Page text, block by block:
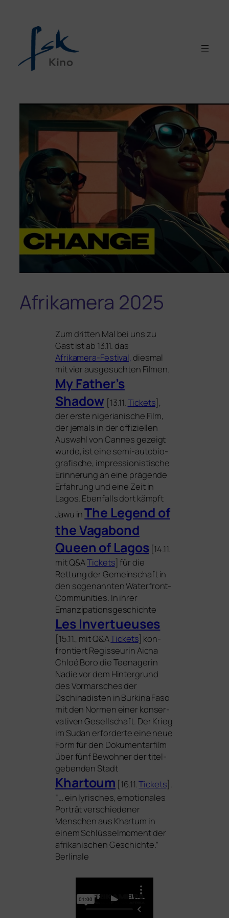
Afrikamera 2025
Zum drit­ten Mal bei uns zu
Gast ist ab 13.11. das
Afrikamera-Festival, dies­mal
mit vier aus­ge­such­ten Filmen.
My Father’s
Shadow [13.11.Tickets],
der ers­te nige­ria­ni­sche Film,
der jemals in der offi­zi­el­len
Auswahl von Cannes gezeigt
wur­de, ist eine semi-auto­bio­
gra­fi­sche, impres­sio­nis­ti­sche
Erinnerung an eine prä­gen­de
Erfahrung und eine Zeit in
Lagos. Ebenfalls dort kämpft
Jawu inThe Legend of
the Vagabond
Queen of Lagos[14.11.
mit Q&ATickets] für die
Rettung der Gemeinschaft in
den soge­nann­ten Waterfront-
Communities. In ihrer
Emanzipationsgeschichte
Les Invertueuses
[15.11., mit Q&ATickets] kon­
fron­tiert Regisseurin Aicha
Chloé Boro die Teenagerin
Nadie vor dem Hintergrund
des Vormarsches der
Dschihadisten in Burkina Faso
mit den Normen einer kon­ser­
va­ti­ven Gesellschaft. Der Krieg
im Sudan erfor­der­te eine neue
Form für den Dokumentarfilm
über fünf Bewohner der titel­
ge­ben­den Stadt
Khartoum [16.11.Tickets].
“… ein lyri­sches, emo­tio­na­les
Porträt ver­schie­de­ner
Menschen aus Khartum in
einem Schlüsselmoment der
afri­ka­ni­schen Geschichte.”
Berlinale